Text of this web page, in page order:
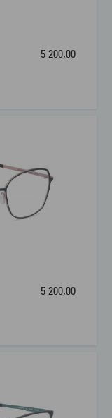
5 200,00
5 200,00